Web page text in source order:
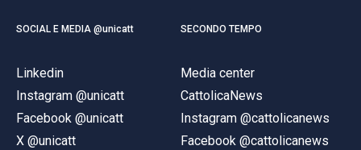
SOCIAL E MEDIA @unicatt
Linkedin
Instagram @unicatt
Facebook @unicatt
X @unicatt
SECONDO TEMPO
Media center
CattolicaNews
Instagram @cattolicanews
Facebook @cattolicanews